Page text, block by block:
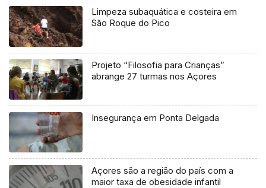
Limpeza subaquática e costeira em
São Roque do Pico
Projeto “Filosofia para Crianças”
abrange 27 turmas nos Açores
Insegurança em Ponta Delgada
Açores são a região do país com a
maior taxa de obesidade infantil